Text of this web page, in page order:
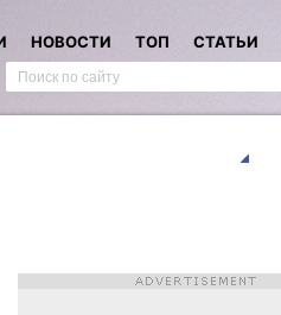
НОВОСТИ ТОП СТАТЬИ